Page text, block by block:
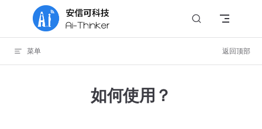
Skip to content
菜单 返回顶部
如何使用？